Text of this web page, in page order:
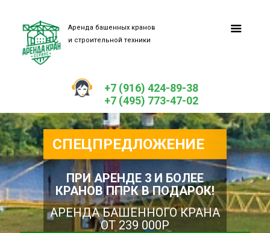
Аренда башенных кранов
и строительной техники
+7 (916) 424-89-38
+7 (495) 773-47-02
СПЕЦПРЕДЛОЖЕНИЕ
ПРИАРЕНДЕ3 И БОЛЕЕ
КРАНОВППРК В ПОДАРОК!
АРЕНДАБАШЕННОГОКРАНА
ОТ 239 000Р